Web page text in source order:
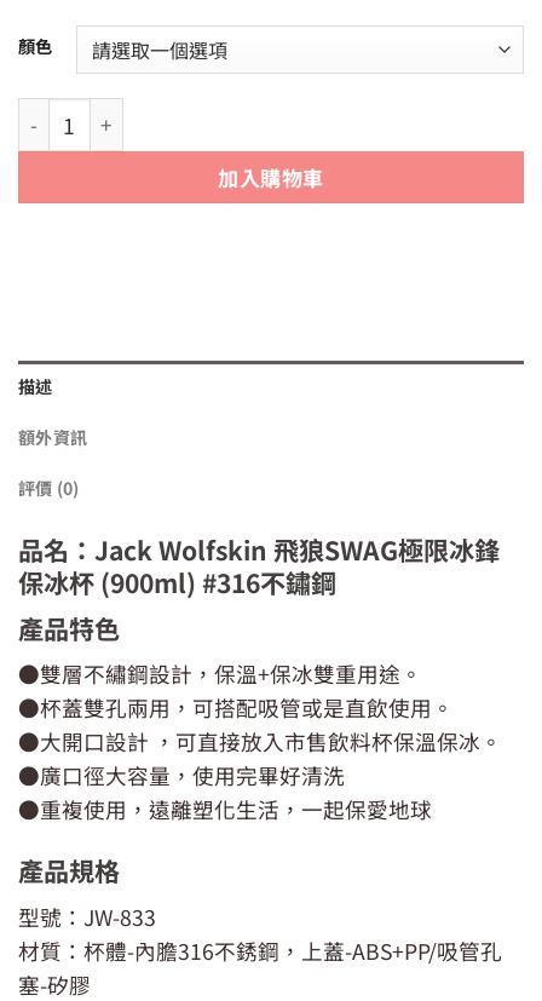
顏色
Jack Wolfskin 飛狼SWAG極限冰鋒保冰杯 (900ml) #316不
加入購物車
描述
額外資訊
評價 (0)
品名：Jack Wolfskin 飛狼SWAG極限冰鋒
保冰杯 (900ml) #316不鏽鋼
產品特色
●雙層不繡鋼設計，保溫+保冰雙重用途。
●杯蓋雙孔兩用，可搭配吸管或是直飲使用。
●大開口設計 ，可直接放入市售飲料杯保溫保冰。
●廣口徑大容量，使用完畢好清洗
●重複使用，遠離塑化生活，一起保愛地球
產品規格
型號：JW-833
材質：杯體-內膽316不銹鋼，上蓋-ABS+PP/吸管孔
塞-矽膠